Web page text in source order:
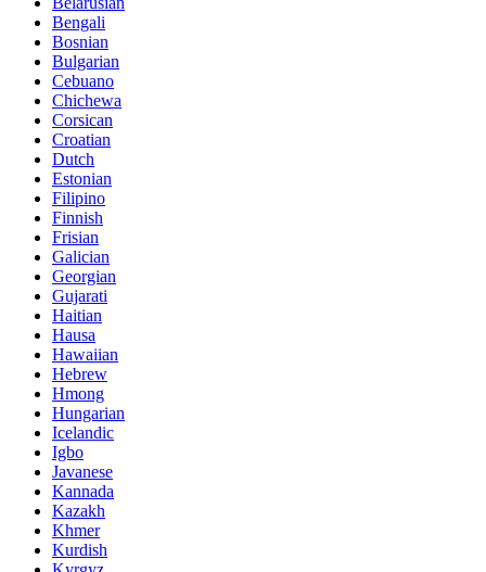
Bengali
Bosnian
Bulgarian
Cebuano
Chichewa
Corsican
Croatian
Dutch
Estonian
Filipino
Finnish
Frisian
Galician
Georgian
Gujarati
Haitian
Hausa
Hawaiian
Hebrew
Hmong
Hungarian
Icelandic
Igbo
Javanese
Kannada
Kazakh
Khmer
Kurdish